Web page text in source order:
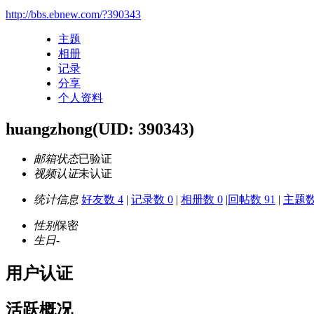
http://bbs.ebnew.com/?390343
主题
相册
记录
分享
个人资料
huangzhong(UID: 390343)
邮箱状态已验证
视频认证未认证
统计信息 好友数 4 | 记录数 0 | 相册数 0 |回帖数 91 | 主题
性别保密
生日-
用户认证
活跃概况